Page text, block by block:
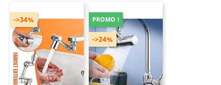
->34%
->24%
PROMO !